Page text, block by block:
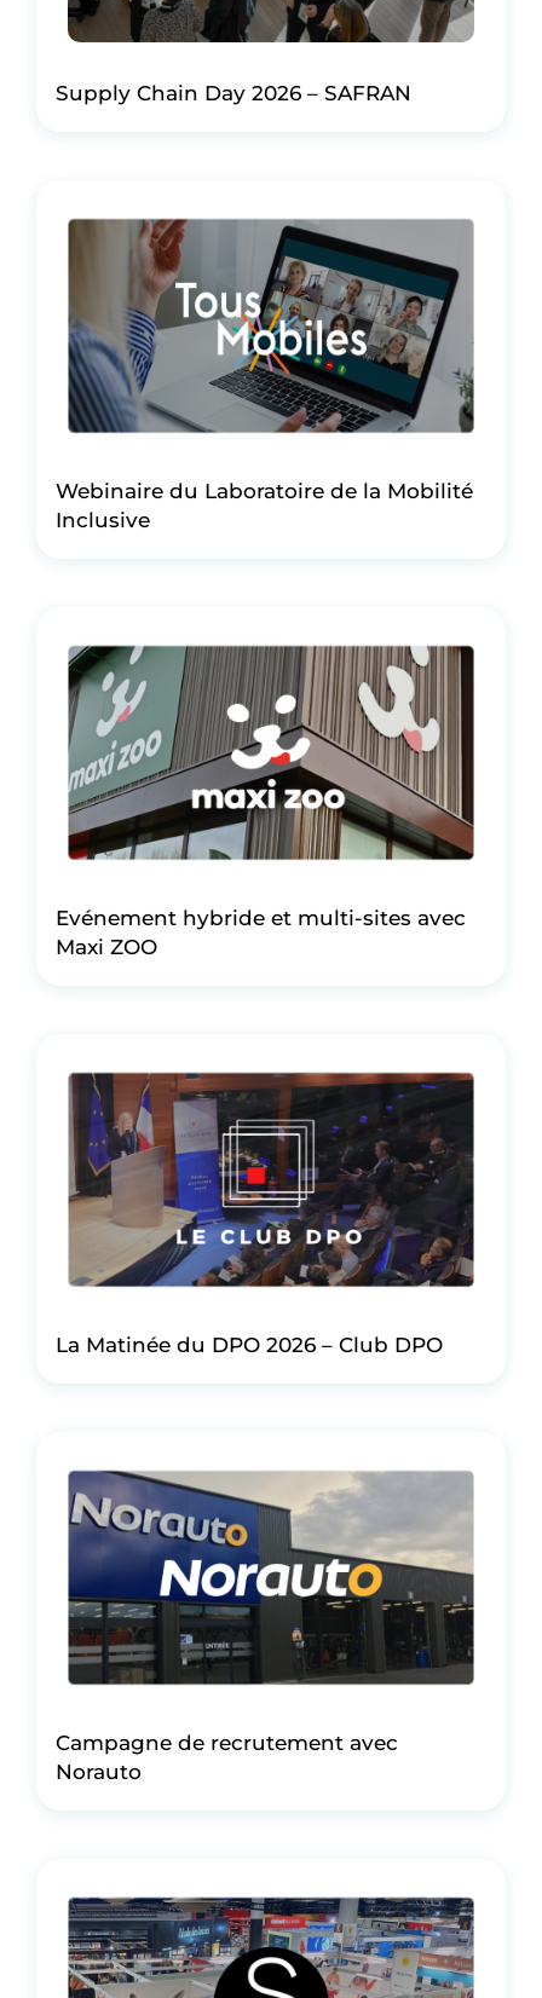
Supply Chain Day 2026 – SAFRAN
Webinaire du Laboratoire de la Mobilité
Inclusive
Evénement hybride et multi-sites avec
Maxi ZOO
La Matinée du DPO 2026 – Club DPO
Campagne de recrutement avec
Norauto